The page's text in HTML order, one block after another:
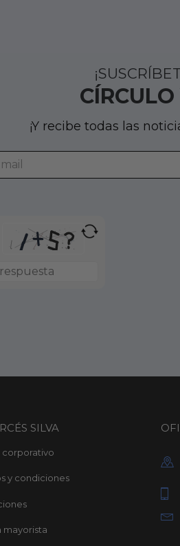
CÍRCULO
¡Y recibe todas las
the
image
SILVA
corporativo
y condiciones
mayorista